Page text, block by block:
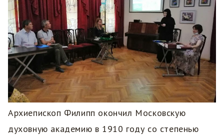
Архиепископ Филипп окончил Московскую
духовную академию в 1910 году со степенью